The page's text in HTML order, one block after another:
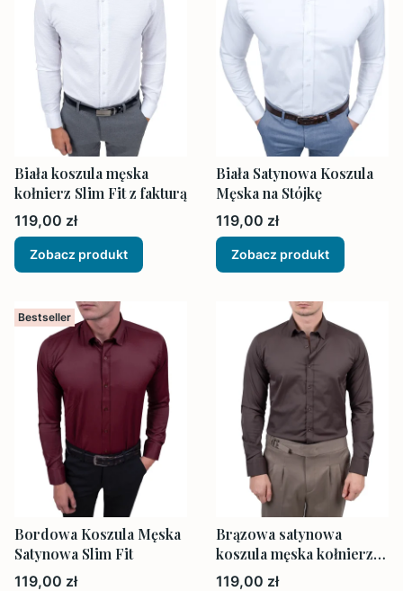
Biała koszula męska
kołnierz Slim Fit z fakturą
Cena
119,00 zł
Zobacz produkt
Biała Satynowa Koszula
Męska na Stójkę
Cena
119,00 zł
Zobacz produkt
Bestseller
Bordowa Koszula Męska
Satynowa Slim Fit
Cena
119,00 zł
Brązowa satynowa
koszula męska kołnierz
Slim Fit
Cena
119,00 zł